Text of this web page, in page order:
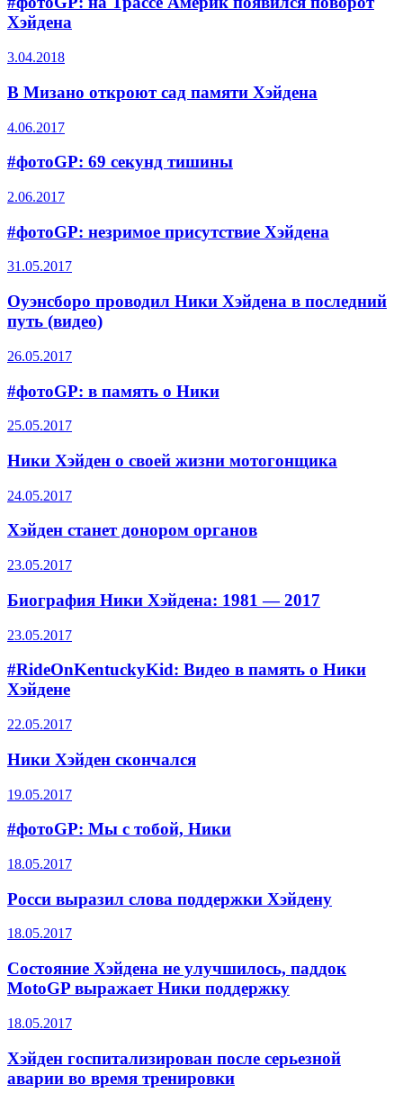
Хэйдена
3.04.2018
В Мизано откроют сад памяти Хэйдена
4.06.2017
#фотоGP: 69 секунд тишины
2.06.2017
#фотоGP: незримое присутствие Хэйдена
31.05.2017
Оуэнсборо проводил Ники Хэйдена в последний
путь (видео)
26.05.2017
#фотоGP: в память о Ники
25.05.2017
Ники Хэйден о своей жизни мотогонщика
24.05.2017
Хэйден станет донором органов
23.05.2017
Биография Ники Хэйдена: 1981 — 2017
23.05.2017
#RideOnKentuckyKid: Видео в память о Ники
Хэйдене
22.05.2017
Ники Хэйден скончался
19.05.2017
#фотоGP: Мы с тобой, Ники
18.05.2017
Росси выразил слова поддержки Хэйдену
18.05.2017
Состояние Хэйдена не улучшилось, паддок
MotoGP выражает Ники поддержку
18.05.2017
Хэйден госпитализирован после серьезной
аварии во время тренировки